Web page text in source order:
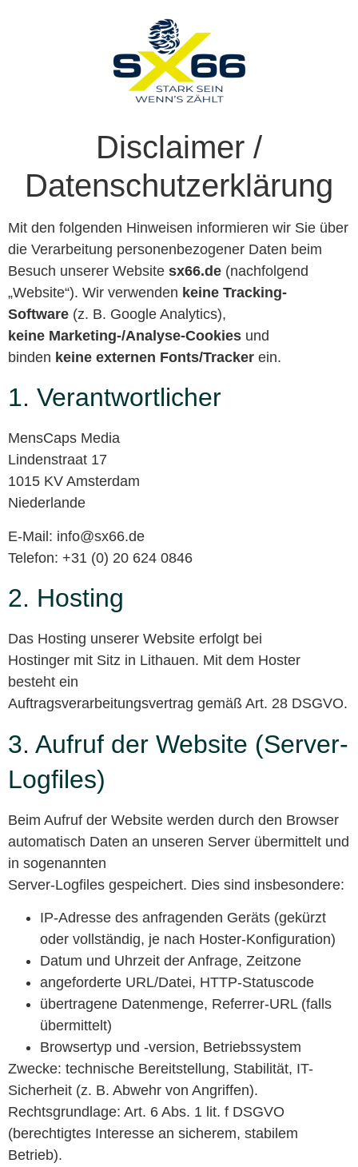
Disclaimer /
Datenschutzerklärung
Mit den folgenden Hinweisen informieren wir Sie über
die Verarbeitung personenbezogener Daten beim
Besuch unserer Website sx66.de (nachfolgend
„Website“). Wir verwenden keine Tracking-
Software (z. B. Google Analytics),
keine Marketing-/Analyse-Cookies und
binden keine externen Fonts/Tracker ein.
1. Verantwortlicher
MensCaps Media
Lindenstraat 17
1015 KV Amsterdam
Niederlande
E-Mail: info@sx66.de
Telefon: +31 (0) 20 624 0846
2. Hosting
Das Hosting unserer Website erfolgt bei
Hostinger mit Sitz in Lithauen. Mit dem Hoster
besteht ein
Auftragsverarbeitungsvertrag gemäß Art. 28 DSGVO.
3. Aufruf der Website (Server-
Logfiles)
Beim Aufruf der Website werden durch den Browser
automatisch Daten an unseren Server übermittelt und
in sogenannten
Server-Logfiles gespeichert. Dies sind insbesondere:
IP-Adresse des anfragenden Geräts (gekürzt
oder vollständig, je nach Hoster-Konfiguration)
Datum und Uhrzeit der Anfrage, Zeitzone
angeforderte URL/Datei, HTTP-Statuscode
übertragene Datenmenge, Referrer-URL (falls
übermittelt)
Browsertyp und -version, Betriebssystem
Zwecke: technische Bereitstellung, Stabilität, IT-
Sicherheit (z. B. Abwehr von Angriffen).
Rechtsgrundlage: Art. 6 Abs. 1 lit. f DSGVO
(berechtigtes Interesse an sicherem, stabilem
Betrieb).